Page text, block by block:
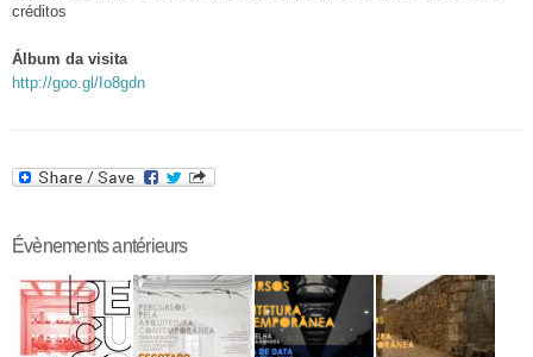
créditos
Álbum da visita
http://goo.gl/Io8gdn
Évènements antérieurs